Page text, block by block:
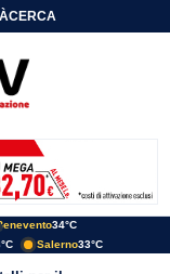
CERCA
34°C
Salerno33°C